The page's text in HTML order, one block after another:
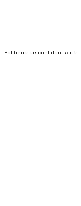
Politique de confidentialité